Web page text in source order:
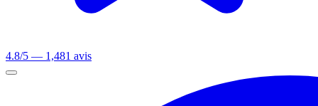
4.8/5 — 1,481 avis
Ouvrir le menu